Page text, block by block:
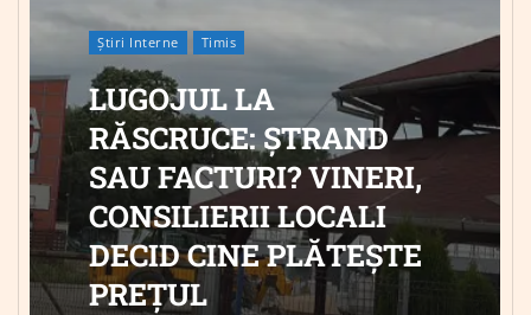
Știri Interne Timis
LUGOJUL LA
RĂSCRUCE: ȘTRAND
SAU FACTURI? VINERI,
CONSILIERII LOCALI
DECID CINE PLĂTEȘTE
PREȚUL